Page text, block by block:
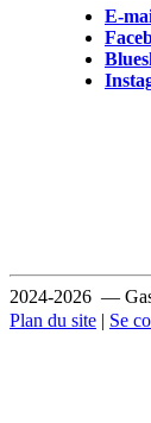
E-
2024-2026 —
Plan du site | Se